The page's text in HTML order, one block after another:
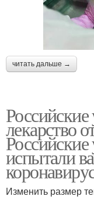
читать дальше →
лекарство
испытали
Изменить размер